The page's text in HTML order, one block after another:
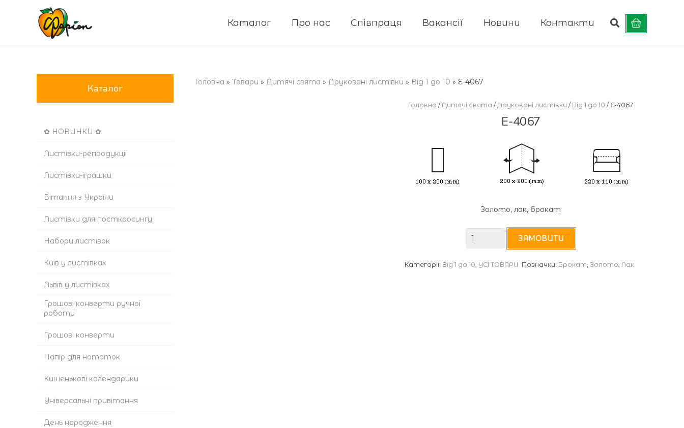
Каталог Про нас Співпраця Вакансії Новини Контакти
Головна » Товари » Дитячі свята » Друковані листівки » Від 1 до 10 » E-4067
Головна / Дитячі свята / Друковані листівки / Від 1 до 10 / E-4067
E-4067
Золото, лак, брокат
E-
кількість
ЗАМОВИТИ
Категорії: Від 1 до 10 УСІ ТОВАРИ Позначки: Брокат Золото Лак
Каталог
✿ НОВИНКИ ✿
Листівки-репродукції
Листівки-іграшки
Вітання з України
Листівки для посткросингу
Набори листівок
Київ у листівках
Львів у листівках
Грошові конверти ручної
роботи
Грошові конверти
Папір для нотаток
Кишенькові календарики
Універсальні привітання
День народження